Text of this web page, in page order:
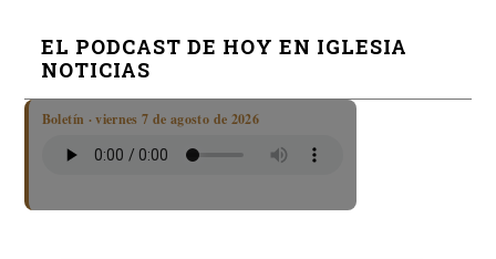
EL PODCAST DE HOY EN IGLESIA
NOTICIAS
Boletín · viernes 7 de agosto de 2026